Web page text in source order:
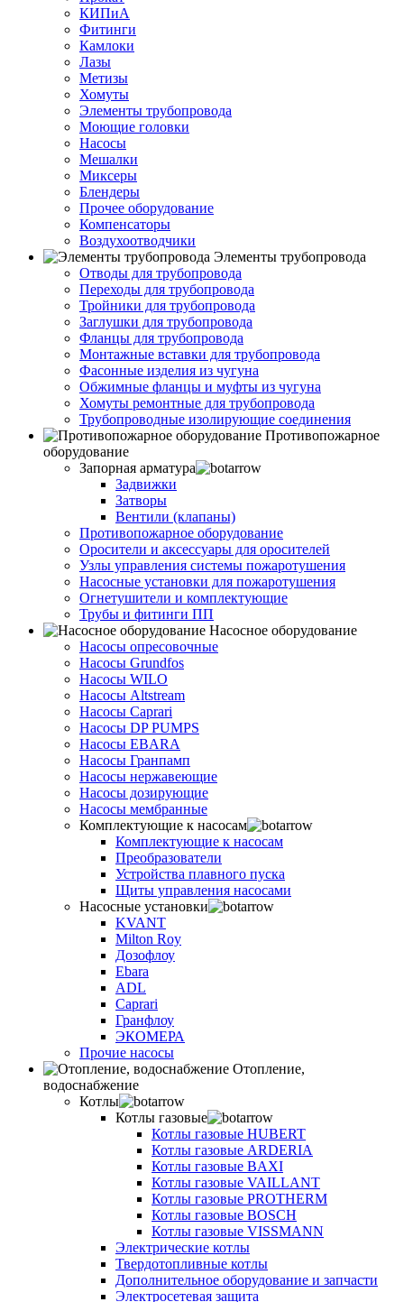
КИПиА
Фитинги
Камлоки
Лазы
Метизы
Хомуты
Элементы трубопровода
Моющие головки
Насосы
Мешалки
Миксеры
Блендеры
Прочее оборудование
Компенсаторы
Воздухоотводчики
Элементы трубопровода
Отводы для трубопровода
Переходы для трубопровода
Тройники для трубопровода
Заглушки для трубопровода
Фланцы для трубопровода
Монтажные вставки для трубопровода
Фасонные изделия из чугуна
Обжимные фланцы и муфты из чугуна
Хомуты ремонтные для трубопровода
Трубопроводные изолирующие соединения
Противопожарное
оборудование
Запорная арматура
Задвижки
Затворы
Вентили (клапаны)
Противопожарное оборудование
Оросители и аксессуары для оросителей
Узлы управления системы пожаротушения
Насосные установки для пожаротушения
Огнетушители и комплектующие
Трубы и фитинги ПП
Насосное оборудование
Насосы опресовочные
Насосы Grundfos
Насосы WILO
Насосы Altstream
Насосы Caprari
Насосы DP PUMPS
Насосы EBARA
Насосы Гранпамп
Насосы нержавеющие
Насосы дозирующие
Насосы мембранные
Комплектующие к насосам
Комплектующие к насосам
Преобразователи
Устройства плавного пуска
Щиты управления насосами
Насосные установки
KVANT
Milton Roy
Дозофлоу
Ebara
ADL
Caprari
Гранфлоу
ЭКОМЕРА
Прочие насосы
Отопление,
водоснабжение
Котлы
Котлы газовые
Котлы газовые HUBERT
Котлы газовые ARDERIA
Котлы газовые BAXI
Котлы газовые VAILLANT
Котлы газовые PROTHERM
Котлы газовые BOSCH
Котлы газовые VISSMANN
Электрические котлы
Твердотопливные котлы
Дополнительное оборудование и запчасти
Электросетевая защита